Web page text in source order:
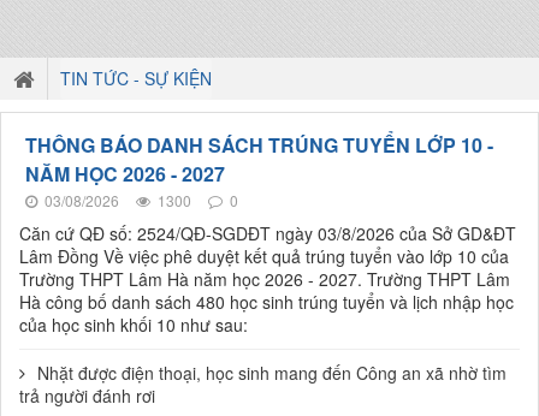
TIN TỨC - SỰ KIỆN
THÔNG BÁO DANH SÁCH TRÚNG TUYỂN LỚP 10 -
NĂM HỌC 2026 - 2027
03/08/2026 1300 0
Căn cứ QĐ số: 2524/QĐ-SGDĐT ngày 03/8/2026 của Sở GD&ĐT
Lâm Đồng Về việc phê duyệt kết quả trúng tuyển vào lớp 10 của
Trường THPT Lâm Hà năm học 2026 - 2027. Trường THPT Lâm
Hà công bố danh sách 480 học sinh trúng tuyển và lịch nhập học
của học sinh khối 10 như sau:
Nhặt được điện thoại, học sinh mang đến Công an xã nhờ tìm
trả người đánh rơi